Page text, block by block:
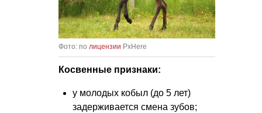
Фото: по лицензии PxHere
Косвенные признаки:
у молодых кобыл (до 5 лет)
задерживается смена зубов;